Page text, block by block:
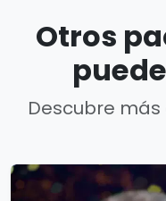
Otros
Descubre